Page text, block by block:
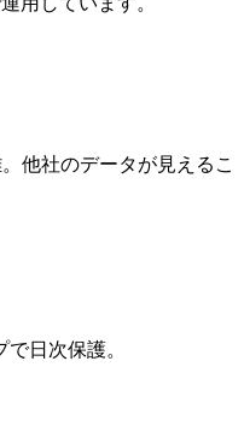
他社のデータが見えるこ
で日次保護。